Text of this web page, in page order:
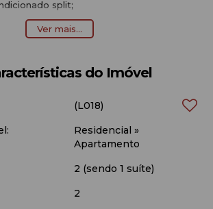
split;
com utensílios;
com churrasqueira;
60 metros do mar.
6 pessoas;
(carro pequeno/médio);
de estimação;
roupa de cama e banho e nem
Ver mais...
do Imóvel
(L018)
Residencial »
Apartamento
2 (sendo 1 suíte)
2